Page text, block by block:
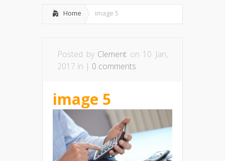
Home image 5
Posted by Clement on 10 Jan,
2017 in | 0 comments
image 5